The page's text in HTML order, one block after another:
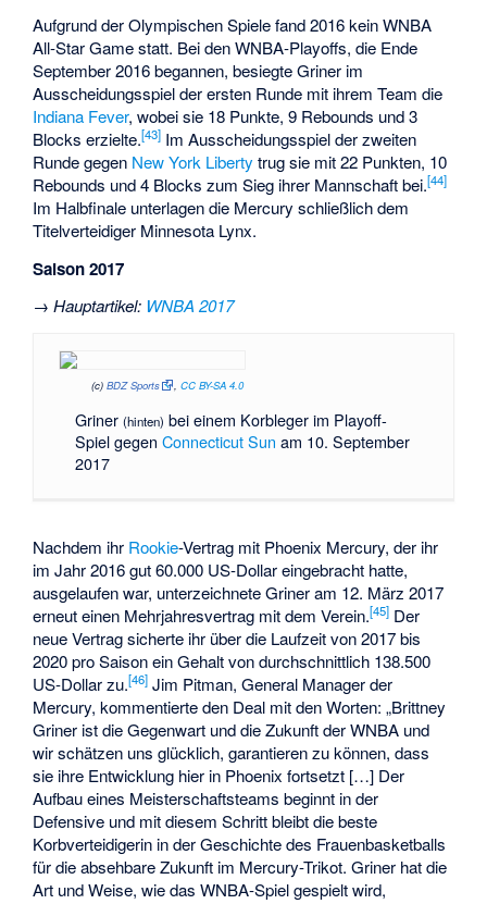
Aufgrund der Olympischen Spiele fand 2016 kein WNBA
All-Star Game statt. Bei den WNBA-Playoffs, die Ende
September 2016 begannen, besiegte Griner im
Ausscheidungsspiel der ersten Runde mit ihrem Team die
Indiana Fever, wobei sie 18 Punkte, 9 Rebounds und 3
Blocks erzielte.[43] Im Ausscheidungsspiel der zweiten
Runde gegen New York Liberty trug sie mit 22 Punkten, 10
Rebounds und 4 Blocks zum Sieg ihrer Mannschaft bei.[44]
Im Halbfinale unterlagen die Mercury schließlich dem
Titelverteidiger Minnesota Lynx.
Saison 2017
→Hauptartikel: WNBA 2017
(c)BDZ Sports ,CC BY-SA 4.0
Griner (hinten) bei einem Korbleger im Playoff-
Spiel gegen Connecticut Sun am 10. September
2017
Nachdem ihr Rookie-Vertrag mit Phoenix Mercury, der ihr
im Jahr 2016 gut 60.000 US-Dollar eingebracht hatte,
ausgelaufen war, unterzeichnete Griner am 12. März 2017
erneut einen Mehrjahresvertrag mit dem Verein.[45] Der
neue Vertrag sicherte ihr über die Laufzeit von 2017 bis
2020 pro Saison ein Gehalt von durchschnittlich 138.500
US-Dollar zu.[46] Jim Pitman, General Manager der
Mercury, kommentierte den Deal mit den Worten: „Brittney
Griner ist die Gegenwart und die Zukunft der WNBA und
wir schätzen uns glücklich, garantieren zu können, dass
sie ihre Entwicklung hier in Phoenix fortsetzt […] Der
Aufbau eines Meisterschaftsteams beginnt in der
Defensive und mit diesem Schritt bleibt die beste
Korbverteidigerin in der Geschichte des Frauenbasketballs
für die absehbare Zukunft im Mercury-Trikot. Griner hat die
Art und Weise, wie das WNBA-Spiel gespielt wird,